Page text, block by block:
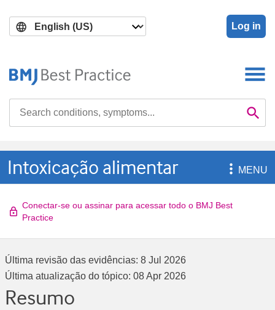
main
search
Log in

Intoxicação alimentar MENU
Conectar-se ou assinar para acessar todo o BMJ Best
Practice
Última revisão das evidências: 8 Jul 2026
Última atualização do tópico: 08 Apr 2026
Resumo